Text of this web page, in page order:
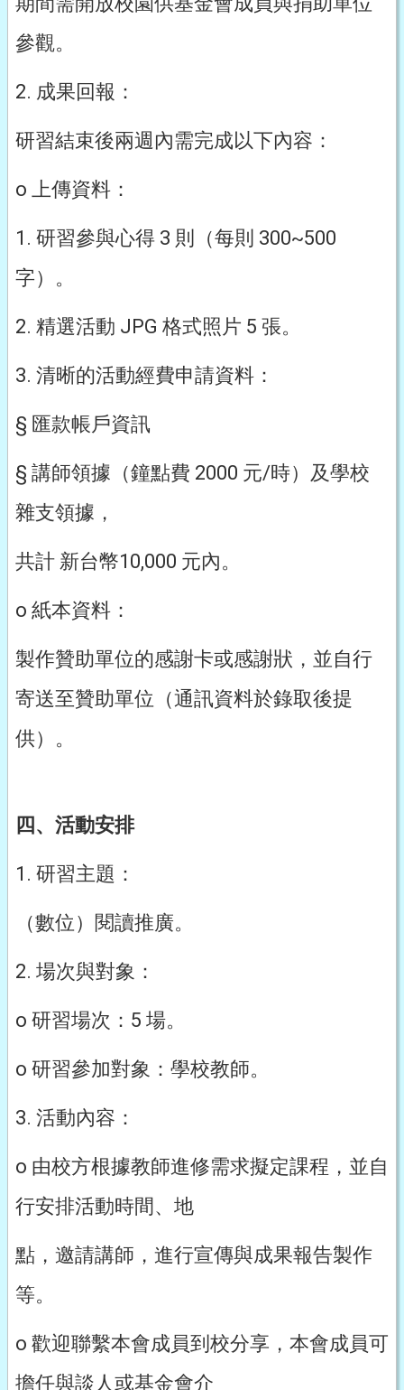
參觀。
2. 成果回報：
研習結束後兩週內需完成以下內容：
o 上傳資料：
1. 研習參與心得 3 則（每則 300~500
字）。
2. 精選活動 JPG 格式照片 5 張。
3. 清晰的活動經費申請資料：
§ 匯款帳戶資訊
§ 講師領據（鐘點費 2000 元/時）及學校
雜支領據，
共計 新台幣10,000 元內。
o 紙本資料：
製作贊助單位的感謝卡或感謝狀，並自行
寄送至贊助單位（通訊資料於錄取後提
供）。
四、活動安排
1. 研習主題：
（數位）閱讀推廣。
2. 場次與對象：
o 研習場次：5 場。
o 研習參加對象：學校教師。
3. 活動內容：
o 由校方根據教師進修需求擬定課程，並自
行安排活動時間、地
點，邀請講師，進行宣傳與成果報告製作
等。
o 歡迎聯繫本會成員到校分享，本會成員可
擔任與談人或基金會介